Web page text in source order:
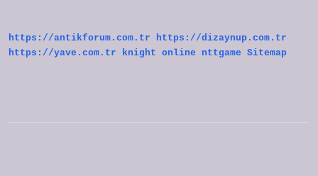
https://antikforum.com.tr
https://dizaynup.com.tr
https://yave.com.tr
knight online nttgame Sitemap